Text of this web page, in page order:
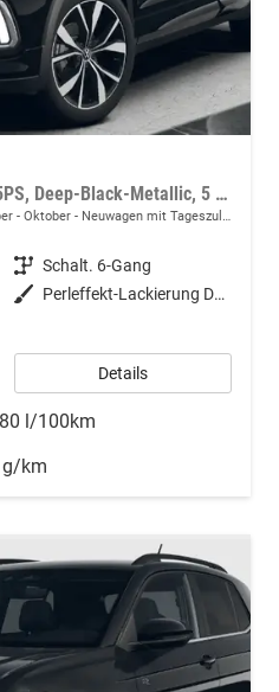
R-Line Limited 1.0 TSI 115PS, Deep-Black-Metallic, 5 JAHRE GARANTIE, ANHÄNGERKUPPLUNG, CLIMATRONIC, SITZHEIZUNG, 18" Alu, MATRIX-LED, Adaptiver Tempomat ACC, Parksensoren, Rückfahrkamera, Keyless, Abgedunkelte Scheiben, Radio "Ready2Discover" + App-Connect
- Oktober Neuwagen mit Tageszulassung
Getriebe Schalt. 6-Gang
Außenfarbe
Perleffekt-Lackierung Deep-Black
Details
l/100km
g/km